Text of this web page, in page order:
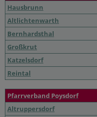
Hausbrunn
Altlichtenwarth
Bernhardsthal
Großkrut
Katzelsdorf
Reintal
Pfarrverband Poysdorf
Altruppersdorf